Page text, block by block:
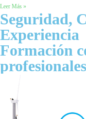
Leer Más »
Seguridad,
Experiencia
Formación